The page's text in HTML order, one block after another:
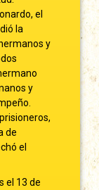
el
la
y
y
de
el
el 13 de